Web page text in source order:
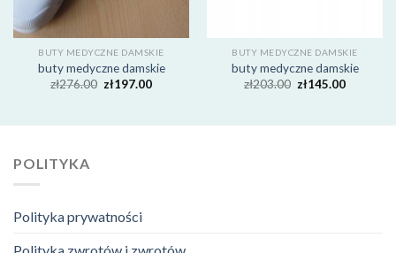
BUTY MEDYCZNE DAMSKIE
buty medyczne damskie
zł276.00 zł197.00
BUTY MEDYCZNE DAMSKIE
buty medyczne damskie
zł203.00 zł145.00
POLITYKA
Polityka prywatności